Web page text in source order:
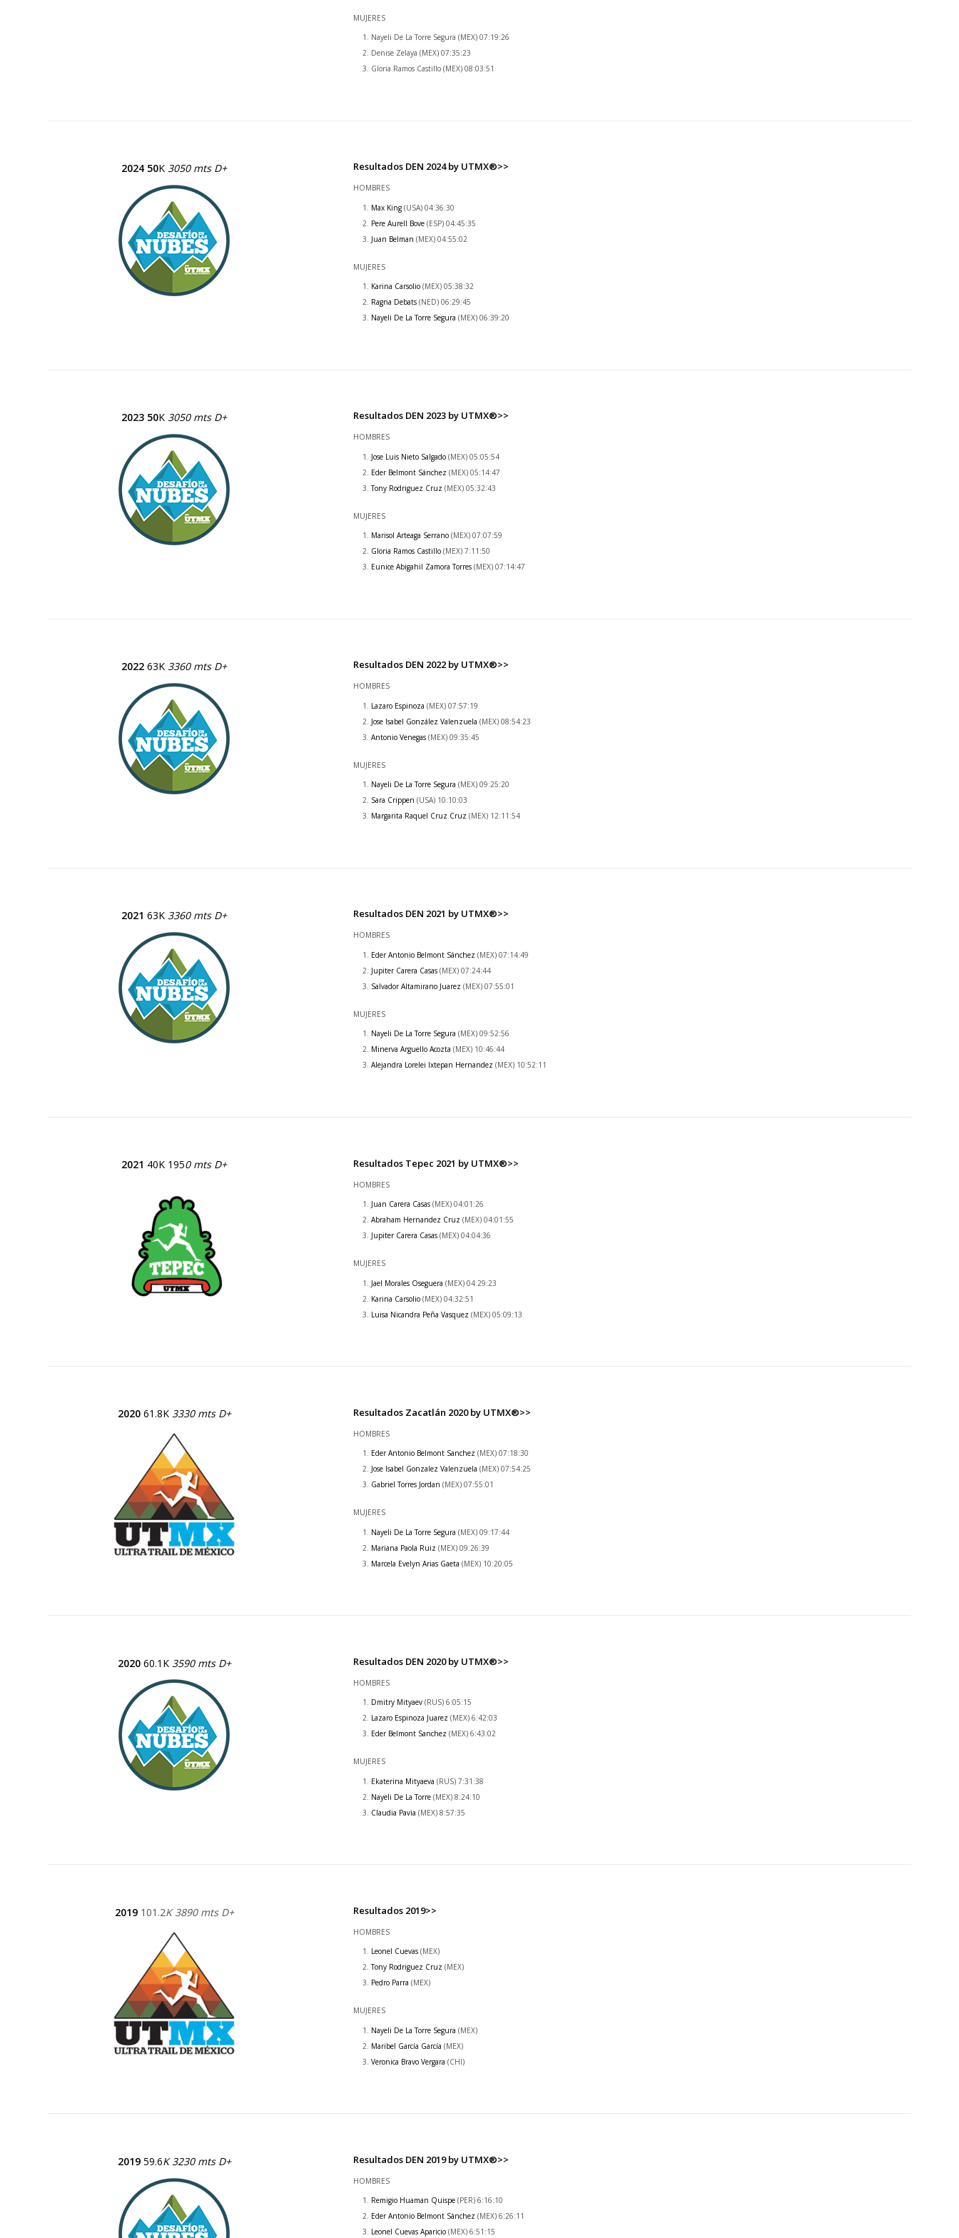
MUJERES
Nayeli De La Torre Segura (MEX) 07:19:26
Denise Zelaya (MEX) 07:35:23
Gloria Ramos Castillo (MEX) 08:03:51
2024 50K3050 mts D+ Resultados DEN 2024 by UTMX®>>
HOMBRES
Max King(USA) 04:36:30
Pere Aurell Bove(ESP) 04:45:35
Juan Belman (MEX) 04:55:02
MUJERES
Karina Carsolio(MEX) 05:38:32
Ragna Debats(NED) 06:29:45
Nayeli De La Torre Segura (MEX) 06:39:20
2023 50K3050 mts D+ Resultados DEN 2023 by UTMX®>>
HOMBRES
Jose Luis Nieto Salgado(MEX) 05:05:54
Eder Belmont Sánchez (MEX) 05:14:47
Tony Rodriguez Cruz (MEX) 05:32:43
MUJERES
Marisol Arteaga Serrano(MEX) 07:07:59
Gloria Ramos Castillo(MEX) 7:11:50
Eunice Abigahil Zamora Torres(MEX) 07:14:47
202263K3360 mts D+ Resultados DEN 2022 by UTMX®>>
HOMBRES
Lazaro Espinoza (MEX) 07:57:19
Jose Isabel González Valenzuela (MEX) 08:54:23
Antonio Venegas(MEX) 09:35:45
MUJERES
Nayeli De La Torre Segura (MEX) 09:25:20
Sara Crippen (USA) 10:10:03
Margarita Raquel Cruz Cruz (MEX) 12:11:54
202163K3360 mts D+ Resultados DEN 2021 by UTMX®>>
HOMBRES
Eder Antonio Belmont Sánchez (MEX) 07:14:49
Jupiter Carera Casas(MEX) 07:24:44
Salvador Altamirano Juarez (MEX) 07:55:01
MUJERES
Nayeli De La Torre Segura (MEX) 09:52:56
Minerva Arguello Acozta (MEX) 10:46:44
Alejandra Lorelei Ixtepan Hernandez (MEX) 10:52:11
2021 40K 1950 mts D+ Resultados Tepec 2021 by UTMX®>>
HOMBRES
Juan Carera Casas(MEX) 04:01:26
Abraham Hernandez Cruz (MEX) 04:01:55
Jupiter Carera Casas(MEX) 04:04:36
MUJERES
Jael Morales Oseguera (MEX) 04:29:23
Karina Carsolio(MEX) 04:32:51
Luisa Nicandra Peña Vasquez (MEX) 05:09:13
2020 61.8K 3330 mts D+ Resultados Zacatlán 2020 by UTMX®>>
HOMBRES
Eder Antonio Belmont Sanchez (MEX) 07:18:30
Jose Isabel Gonzalez Valenzuela (MEX) 07:54:25
Gabriel Torres Jordan (MEX) 07:55:01
MUJERES
Nayeli De La Torre Segura (MEX) 09:17:44
Mariana Paola Ruiz (MEX) 09:26:39
Marcela Evelyn Arias Gaeta (MEX) 10:20:05
2020 60.1K 3590 mts D+ Resultados DEN 2020 by UTMX®>>
HOMBRES
Dmitry Mityaev(RUS) 6:05:15
Lazaro Espinoza Juarez (MEX) 6:42:03
Eder Belmont Sanchez (MEX) 6:43:02
MUJERES
Ekaterina Mityaeva (RUS) 7:31:38
Nayeli De La Torre(MEX) 8:24:10
Claudia Pavia (MEX) 8:57:35
2019 101.2K 3890 mts D+ Resultados 2019>>
HOMBRES
Leonel Cuevas(MEX)
Tony Rodriguez Cruz (MEX)
Pedro Parra (MEX)
MUJERES
Nayeli De La Torre Segura (MEX)
Maribel García García (MEX)
Veronica Bravo Vergara (CHI)
2019 59.6K 3230 mts D+ Resultados DEN 2019 by UTMX®>>
HOMBRES
Remigio Huaman Quispe(PER) 6:16:10
Eder Antonio Belmont Sánchez (MEX) 6:26:11
Leonel Cuevas Aparicio(MEX) 6:51:15